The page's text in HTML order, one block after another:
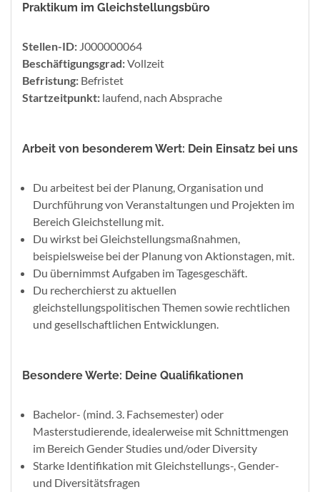
Praktikum im Gleichstellungsbüro
Stellen-ID: J000000064
Beschäftigungsgrad:Vollzeit
Befristung: Befristet
Startzeitpunkt: laufend, nach Absprache
Arbeit von besonderem Wert: Dein Einsatz bei uns
Du arbeitest bei der Planung, Organisation und
Durchführung von Veranstaltungen und Projekten im
Bereich Gleichstellung mit.
Du wirkst bei Gleichstellungsmaßnahmen,
beispielsweise bei der Planung von Aktionstagen, mit.
Du übernimmst Aufgaben im Tagesgeschäft.
Du recherchierst zu aktuellen
gleichstellungspolitischen Themen sowie rechtlichen
und gesellschaftlichen Entwicklungen.
Besondere Werte: Deine Qualifikationen
Bachelor- (mind. 3. Fachsemester) oder
Masterstudierende, idealerweise mit Schnittmengen
im Bereich Gender Studies und/oder Diversity
Starke Identifikation mit Gleichstellungs-, Gender-
und Diversitätsfragen